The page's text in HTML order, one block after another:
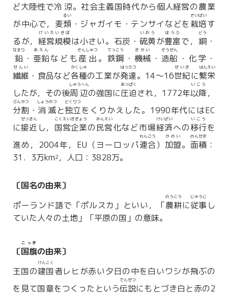
ど大陸性で冷涼。社会主義国時代から個人経営の農業
が中心で，麦類
るい
・ジャガイモ・テンサイなどを栽培
さいばい
す
るが， 経営規模
けいえいきぼ
は小さい。石炭・ 硫黄
いおう
が豊富
ほうふ
で， 銅
どう
・
鉛
なまり
・ 亜鉛
あえん
なども産出
さんしゅつ
。 鉄鋼
てっこう
・ 機械
きかい
・ 造船
ぞうせん
・化学・
繊維
せんい
・食品など各種
かくしゅ
の工業が発達
はったつ
。14〜16世紀
せいき
に繁栄
はんえい
したが，その後周辺
しゅうへん
の強国に圧迫
あっぱく
され，1772年以降
いこう
，
分割
ぶんかつ
・ 消滅
しょうめつ
と独立
どくりつ
をくりかえした。1990年代にはEC
に接近
せっきん
し， 国営企業
こくえいきぎょう
の民営
みんえい
化など市場経済
けいざい
への移行
いこう
を
進め，2004年，EU（ヨーロッパ連合
れんごう
） 加盟
かめい
。 面積
めんせき
：
31．3万km2，人口：3828万。
〔国名の由来〕
ポーランド語で「ポルスカ」といい，「農耕
のうこう
に従事
じゅうじ
し
ていた人々の土地」「平原の国」の意味。
〔国旗
こっき
の由来〕
王国の建国
けんこく
者レヒが赤い夕日の中を白いワシが飛ぶの
を見て国章をつくったという伝説
でんせつ
にもとづき白と赤の2